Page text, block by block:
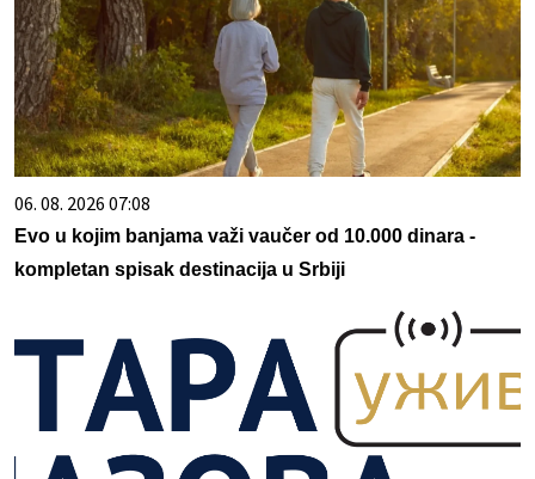
06. 08. 2026 07:08
Evo u kojim banjama važi vaučer od 10.000 dinara -
kompletan spisak destinacija u Srbiji